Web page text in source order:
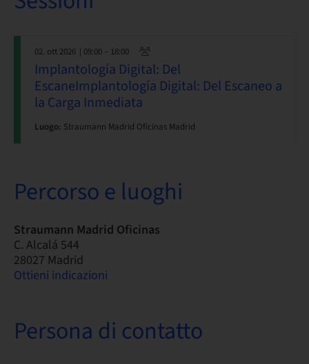
02. ott 2026 | 09:00 – 18:00
Implantología Digital: Del
EscaneImplantología Digital: Del Escaneo a
la Carga Inmediata
Luogo: Straumann Madrid Oficinas Madrid
Percorso e luoghi
Straumann Madrid Oficinas
C. Alcalá 544
28027 Madrid
Ottieni indicazioni
Persona di contatto